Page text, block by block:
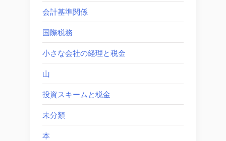
会計基準関係
国際税務
小さな会社の経理と税金
山
投資スキームと税金
未分類
本